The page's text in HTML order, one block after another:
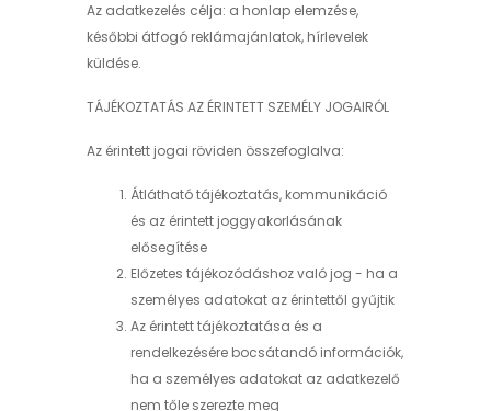
Az adatkezelés célja: a honlap elemzése,
későbbi átfogó reklámajánlatok, hírlevelek
küldése.
TÁJÉKOZTATÁS AZ ÉRINTETT SZEMÉLY JOGAIRÓL
Az érintett jogai röviden összefoglalva:
Átlátható tájékoztatás, kommunikáció
és az érintett joggyakorlásának
elősegítése
Előzetes tájékozódáshoz való jog - ha a
személyes adatokat az érintettől gyűjtik
Az érintett tájékoztatása és a
rendelkezésére bocsátandó információk,
ha a személyes adatokat az adatkezelő
nem tőle szerezte meg